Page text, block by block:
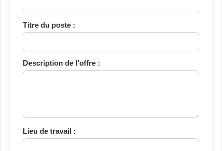
Titre du poste :
Description de l’offre :
Lieu de travail :